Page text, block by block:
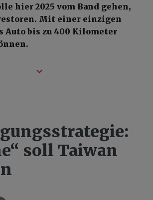
hier 2025 vom Band gehen,
Mit einer einzigen
Auto bis zu 400 Kilometer
soll Taiwan